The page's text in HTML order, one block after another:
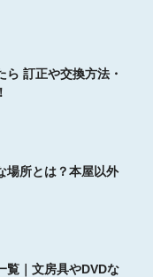
ら 訂正や交換方法・
場所とは？本屋以外
覧｜文房具やDVDな